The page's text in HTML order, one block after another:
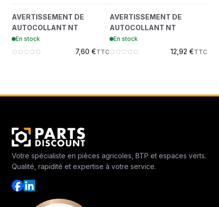
?
AUTOCOLLANT NT
7347041
AVERTISSEMENT DE
AUTOCOLLANT NT
En stock
7,60 €TTC
?
AUTOCOLLANT NT
7168039
AVERTISSEMENT DE
AUTOCOLLANT NT
En stock
12,92 €TTC
Votre spécialiste en pièces agricoles, BTP et espaces verts.
Qualité, rapidité et expertise à votre service.